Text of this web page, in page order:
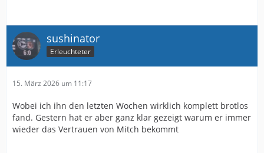
sushinator
Erleuchteter
15. März 2026 um 11:17
Wobei ich ihn den letzten Wochen wirklich komplett brotlos
fand. Gestern hat er aber ganz klar gezeigt warum er immer
wieder das Vertrauen von Mitch bekommt